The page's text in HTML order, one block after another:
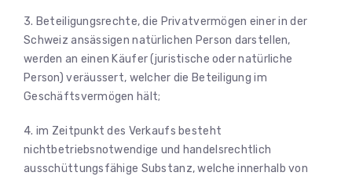
3. Beteiligungsrechte, die Privatvermögen einer in der
Schweiz ansässigen natürlichen Person darstellen,
werden an einen Käufer (juristische oder natürliche
Person) veräussert, welcher die Beteiligung im
Geschäftsvermögen hält;
4. im Zeitpunkt des Verkaufs besteht
nichtbetriebsnotwendige und handelsrechtlich
ausschüttungsfähige Substanz, welche innerhalb von